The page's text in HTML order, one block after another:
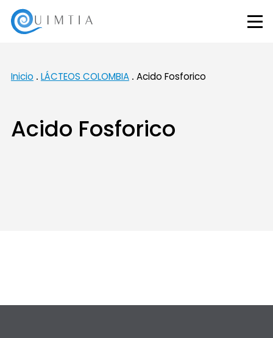
Inicio LÁCTEOS COLOMBIA Acido Fosforico
Acido Fosforico